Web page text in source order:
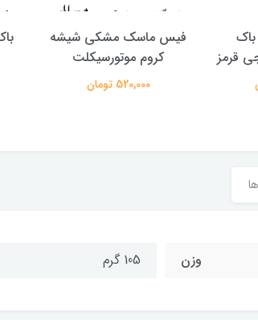
قرمز
فیس ماسک مشکی شیشه
کروم موتورسیکلت
520,000 تومان
وزن 105 گرم